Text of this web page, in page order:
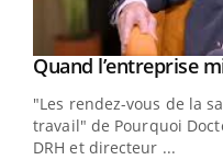
Youtube
Quand l’entreprise
"Les rendez-vous de la
travail" de Pourquoi
DRH et directeur ...